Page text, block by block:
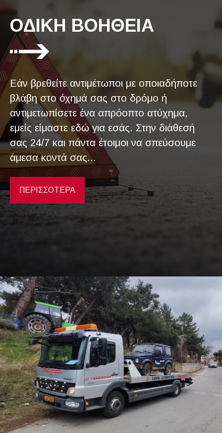
ΟΔΙΚΗ ΒΟΗΘΕΙΑ
Εάν βρεθείτε αντιμέτωποι με οποιαδήποτε
βλάβη στο όχημά σας στο δρόμο ή
αντιμετωπίσετε ένα απρόοπτο ατύχημα,
εμείς είμαστε εδώ για εσάς. Στην διάθεσή
σας 24/7 και πάντα έτοιμοι να σπεύσουμε
άμεσα κοντά σας...
ΠΕΡΙΣΣΟΤΕΡΑ